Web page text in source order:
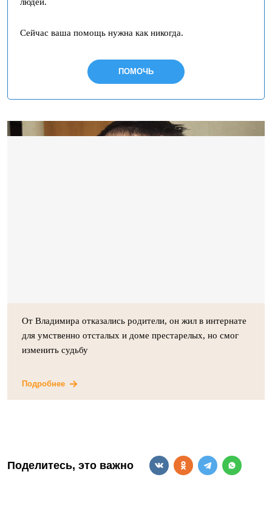
Сейчас ваша помощь нужна как никогда.
ПОМОЧЬ
От Владимира отказались родители, он жил в интернате
для умственно отсталых и доме престарелых, но смог
изменить судьбу
Подробнее
Поделитесь, это важно